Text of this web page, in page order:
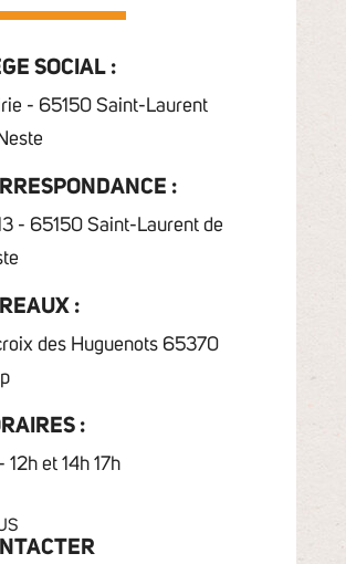
SOCIAL :
- 65150 Saint-Laurent
:
- 65150 Saint-Laurent de
:
des Huguenots 65370
:
12h et 14h 17h